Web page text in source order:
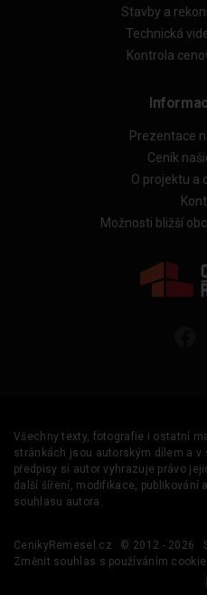
Stavby a
Technická
Kontrola
Prezentace
Ceník
O projektu a
Možnosti bližší
Všechny texty, fotografie i ostatní
stránkách jsou autorským dílem a v
předpisy si autor vyhrazuje právo
další šíření, modifikace, publikování
souhlasu autora.
CenikyRemesel.cz © 2012 - 2026
Změnit souhlas s používáním